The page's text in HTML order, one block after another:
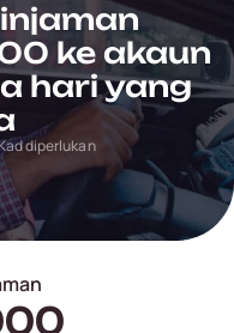
ke akaun
hari yang
diperlukan